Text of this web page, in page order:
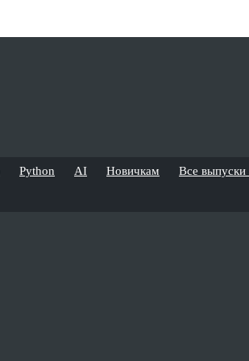
Python AI Новичкам Все выпуски